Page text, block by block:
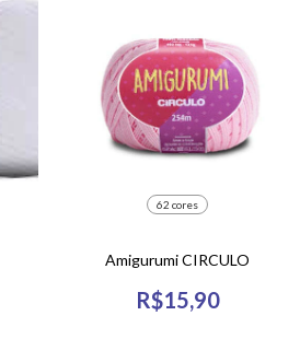
62 cores
Amigurumi CIRCULO
R$15,90